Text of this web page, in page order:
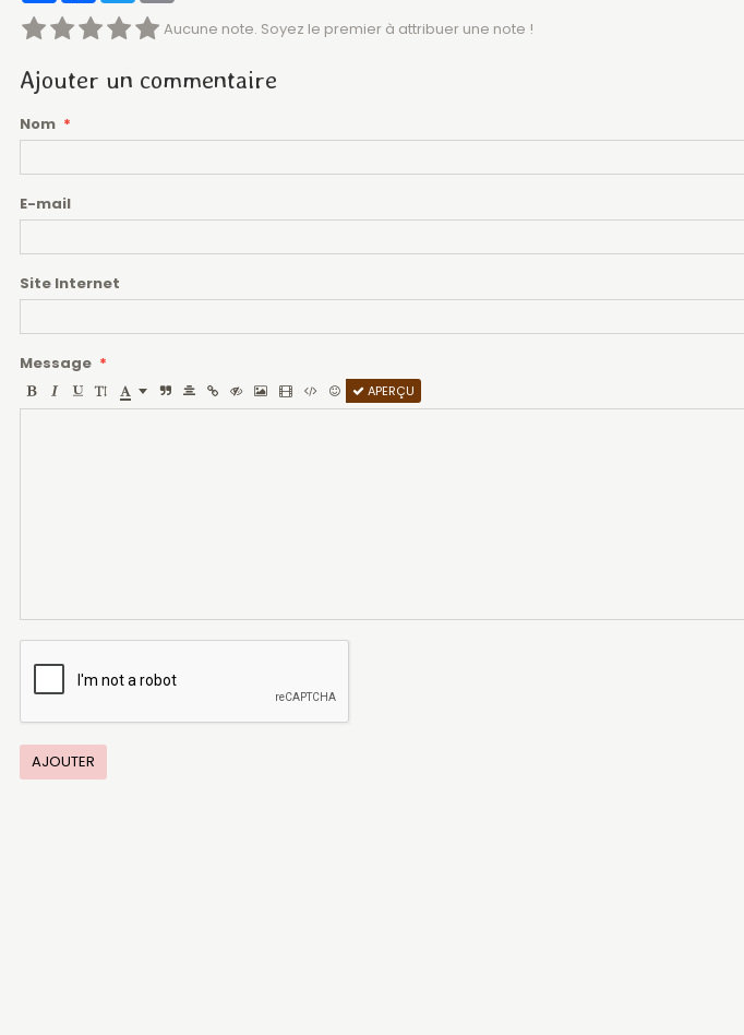
Aucune note. Soyez le premier à attribuer une note !
Ajouter un commentaire
Nom
E-mail
Site Internet
Message
APERÇU
AJOUTER